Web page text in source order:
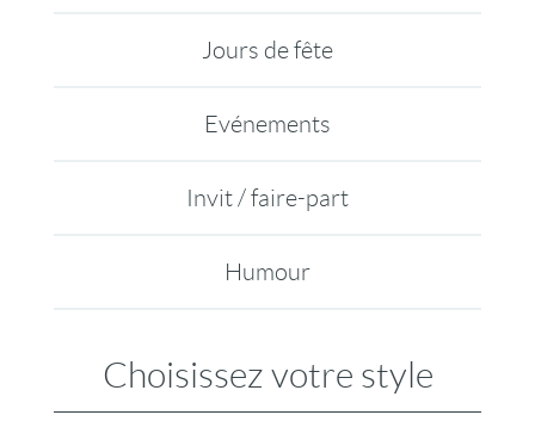
Jours de fête
Evénements
Invit / faire-part
Humour
Choisissez votre style